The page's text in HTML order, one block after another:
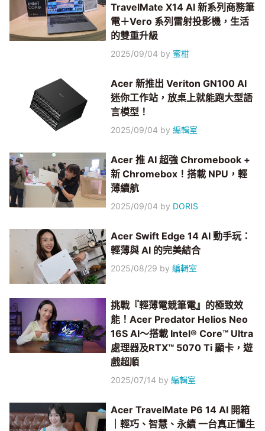
TravelMate X14 AI 新系列商務筆
電＋Vero 系列雷射投影機，生活
的雙重升級
2025/09/04 by 蜜柑
Acer 新推出 Veriton GN100 AI
迷你工作站，放桌上就能跑大型語
言模型！
2025/09/04 by編輯室
Acer 推 AI 超強 Chromebook +
新 Chromebox！搭載 NPU，輕
薄續航
2025/09/04 by DORIS
Acer Swift Edge 14 AI 動手玩：
輕薄與 AI 的完美結合
2025/08/29 by編輯室
挑戰『輕薄電競筆電』的極致效
能！Acer Predator Helios Neo
16S AI～搭載 Intel® Core™ Ultra
處理器及RTX™ 5070 Ti 顯卡，遊
戲超順
2025/07/14 by編輯室
Acer TravelMate P6 14 AI 開箱
｜輕巧、智慧、永續 一台真正懂生